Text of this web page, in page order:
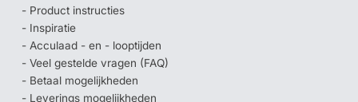
- Product instructies
- Inspiratie
- Acculaad - en - looptijden
- Veel gestelde vragen (FAQ)
- Betaal mogelijkheden
- Leverings mogelijkheden